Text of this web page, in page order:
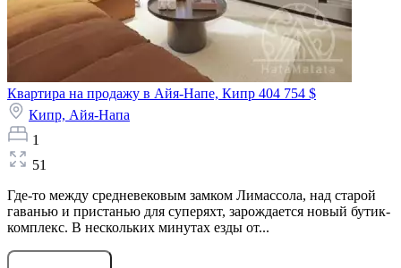
Квартира на продажу в Айя-Напе, Кипр 404 754 $
Кипр, Айя-Напа
1
51
Где-то между средневековым замком Лимассола, над старой
гаванью и пристанью для суперяхт, зарождается новый бутик-
комплекс. В нескольких минутах езды от...